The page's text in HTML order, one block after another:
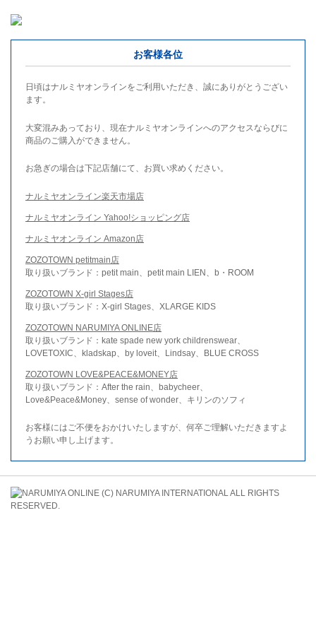
お客様各位
日頃はナルミヤオンラインをご利用いただき、誠にありがとうござい
ます。
大変混みあっており、現在ナルミヤオンラインへのアクセスならびに
商品のご購入ができません。
お急ぎの場合は下記店舗にて、お買い求めください。
ナルミヤオンライン楽天市場店
ナルミヤオンライン Yahoo!ショッピング店
ナルミヤオンライン Amazon店
ZOZOTOWN petitmain店
取り扱いブランド：petit main、petit main LIEN、b・ROOM
ZOZOTOWN X-girl Stages店
取り扱いブランド：X-girl Stages、XLARGE KIDS
ZOZOTOWN NARUMIYA ONLINE店
取り扱いブランド：kate spade new york childrenswear、
LOVETOXIC、kladskap、by loveit、Lindsay、BLUE CROSS
ZOZOTOWN LOVE&PEACE&MONEY店
取り扱いブランド：After the rain、babycheer、
Love&Peace&Money、sense of wonder、キリンのソフィ
お客様にはご不便をおかけいたしますが、何卒ご理解いただきますよ
うお願い申し上げます。